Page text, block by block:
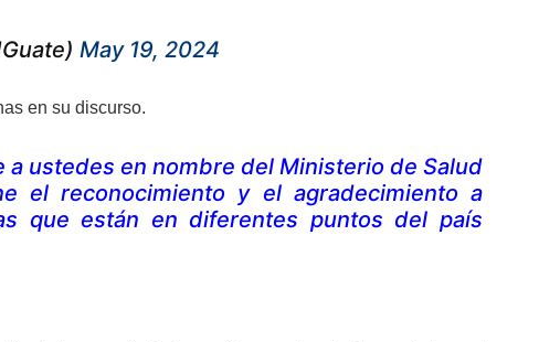
May 19, 2024
en su discurso.
ustedes en nombre del Ministerio de Salud
el reconocimiento y el agradecimiento a
que están en diferentes puntos del país